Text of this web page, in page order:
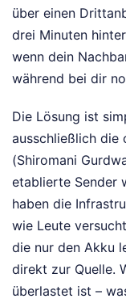
über einen
drei Minuten
wenn dein
während bei dir
Die Lösung ist
ausschließlich die
(Shiromani
etablierte Sender
haben die
wie Leute
die nur den Akku
direkt zur Quelle.
überlastet ist –